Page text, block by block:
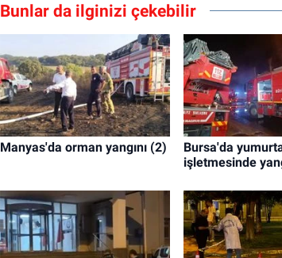
Bunlar da ilginizi çekebilir
Manyas'da orman yangını (2)
Bursa'da
işletmesinde